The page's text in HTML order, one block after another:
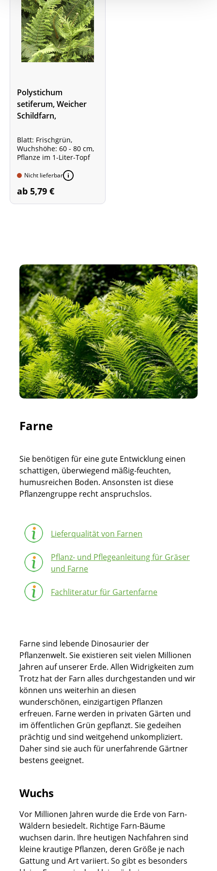
Polystichum
setiferum, Weicher
Schildfarn,
Blatt: Frischgrün,
Wuchshöhe: 60 - 80 cm,
Pflanze im 1-Liter-Topf
Nicht lieferbar
ab 5,79 €
Farne
Sie benötigen für eine gute Entwicklung einen
schattigen, überwiegend mäßig-feuchten,
humusreichen Boden. Ansonsten ist diese
Pflanzengruppe recht anspruchslos.
Lieferqualität von Farnen
Pflanz- und Pflegeanleitung für Gräser
und Farne
Fachliteratur für Gartenfarne
Farne sind lebende Dinosaurier der
Pflanzenwelt. Sie existieren seit vielen Millionen
Jahren auf unserer Erde. Allen Widrigkeiten zum
Trotz hat der Farn alles durchgestanden und wir
können uns weiterhin an diesen
wunderschönen, einzigartigen Pflanzen
erfreuen. Farne werden in privaten Gärten und
im öffentlichen Grün gepflanzt. Sie gedeihen
prächtig und sind weitgehend unkompliziert.
Daher sind sie auch für unerfahrende Gärtner
bestens geeignet.
Wuchs
Vor Millionen Jahren wurde die Erde von Farn-
Wäldern besiedelt. Richtige Farn-Bäume
wuchsen darin. Ihre heutigen Nachfahren sind
kleine krautige Pflanzen, deren Größe je nach
Gattung und Art variiert. So gibt es besonders